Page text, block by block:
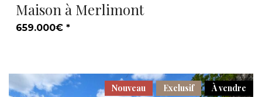
Maison à Merlimont
659.000€ *
À vendre
Exclusif
Nouveau